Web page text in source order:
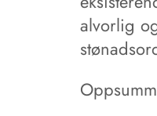
alvorlig